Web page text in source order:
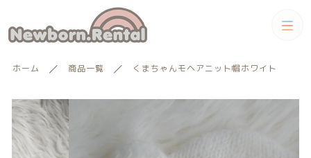
ホーム 商品一覧 くまちゃんモヘアニット帽ホワイト
カートに商品を追加しました
くまちゃんモヘアニット帽ホワイト
カテゴリー
すべて
トータルコーディネートセット